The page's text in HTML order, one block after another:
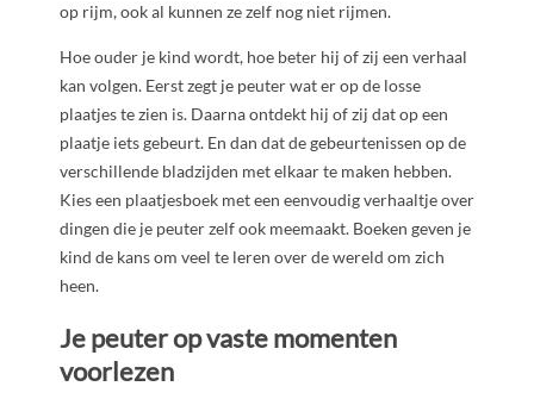
op rijm, ook al kunnen ze zelf nog niet rijmen.
Hoe ouder je kind wordt, hoe beter hij of zij een verhaal
kan volgen. Eerst zegt je peuter wat er op de losse
plaatjes te zien is. Daarna ontdekt hij of zij dat op een
plaatje iets gebeurt. En dan dat de gebeurtenissen op de
verschillende bladzijden met elkaar te maken hebben.
Kies een plaatjesboek met een eenvoudig verhaaltje over
dingen die je peuter zelf ook meemaakt. Boeken geven je
kind de kans om veel te leren over de wereld om zich
heen.
Je peuter op vaste momenten
voorlezen